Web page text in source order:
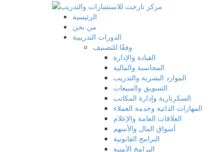
الرئيسية
من نحن
الدورات التدريبية
وفقًا للتصنيف
القيادة والإدارة
المحاسبة والمالية
الموارد البشرية والتدريب
التسويق والمبيعات
السكرتارية وإدارة المكاتب
المهارات الذاتية وخدمة العملاء
العلاقات العامة والإعلام
أسواق المال والأسهم
البرامج القانونية
البرامج الأمنية